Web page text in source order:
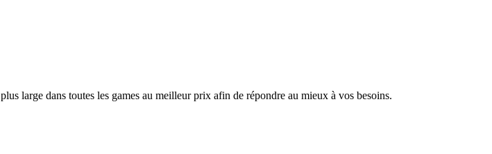
large dans toutes les games au meilleur prix afin de répondre au mieux à vos besoins.